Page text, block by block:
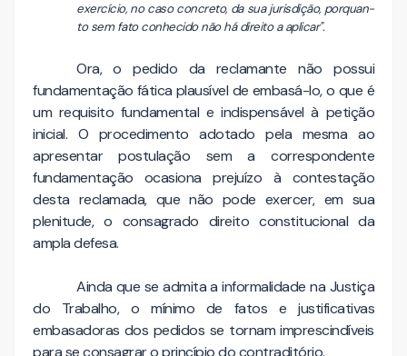
exercício, no caso concreto, da sua jurisdição, porquan­
to sem fato conhecido não há direito a aplicar".
Ora, o pedido da reclamante não possui
fundamentação fática plausível de embasá-lo, o que é
um requisito fundamental e indispensável à petição
inicial. O procedimento adotado pela mesma ao
apresentar postulação sem a correspondente
fundamentação ocasiona prejuízo à contestação
desta reclamada, que não pode exercer, em sua
plenitude, o consagrado direito constitucional da
ampla defesa.
Ainda que se admita a informalidade na Justiça
do Trabalho, o mínimo de fatos e justificativas
embasadoras dos pedidos se tornam imprescindíveis